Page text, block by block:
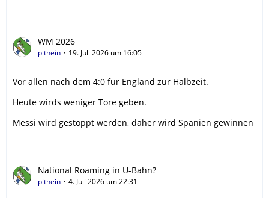
WM 2026
pithein 19. Juli 2026 um 16:05
Vor allen nach dem 4:0 für England zur Halbzeit.
Heute wirds weniger Tore geben.
Messi wird gestoppt werden, daher wird Spanien gewinnen
National Roaming in U-Bahn?
pithein 4. Juli 2026 um 22:31